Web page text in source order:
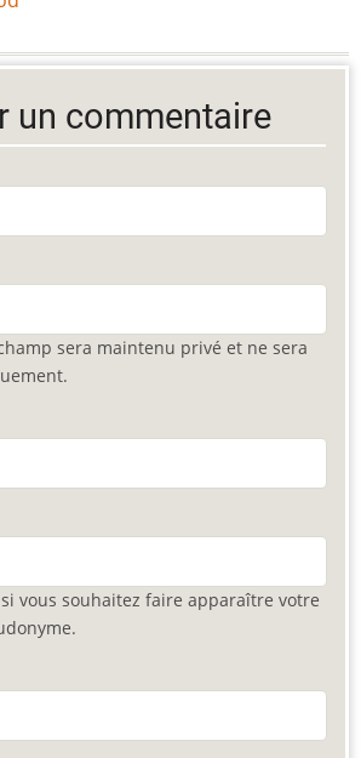
un commentaire
sera maintenu privé et ne sera
vous souhaitez faire apparaître votre